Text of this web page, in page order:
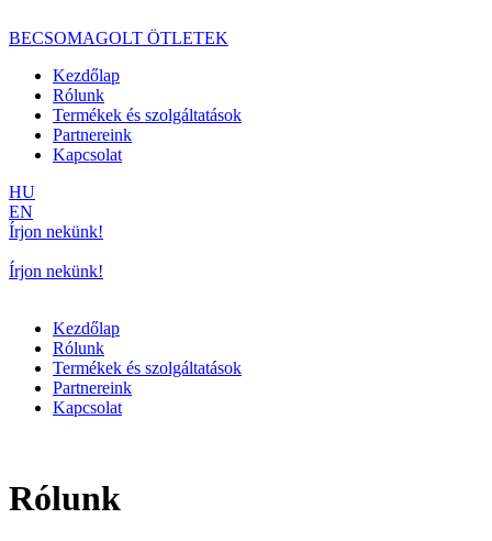
BECSOMAGOLT ÖTLETEK
Kezdőlap
Rólunk
Termékek és szolgáltatások
Partnereink
Kapcsolat
HU
EN
Írjon nekünk!
Írjon nekünk!
Kezdőlap
Rólunk
Termékek és szolgáltatások
Partnereink
Kapcsolat
Rólunk